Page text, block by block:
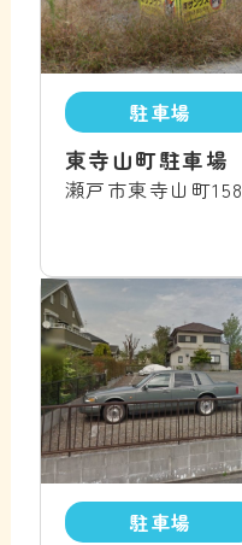
駐車場
東寺山町駐車場
瀬戸市東寺山町158
駐車場